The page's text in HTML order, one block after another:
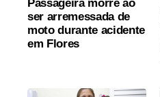
Passageira morre ao
ser arremessada de
moto durante acidente
em Flores